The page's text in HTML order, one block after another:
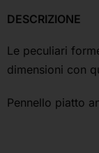
DESCRIZIONE
Le peculiari
dimensioni con
Pennello piatto